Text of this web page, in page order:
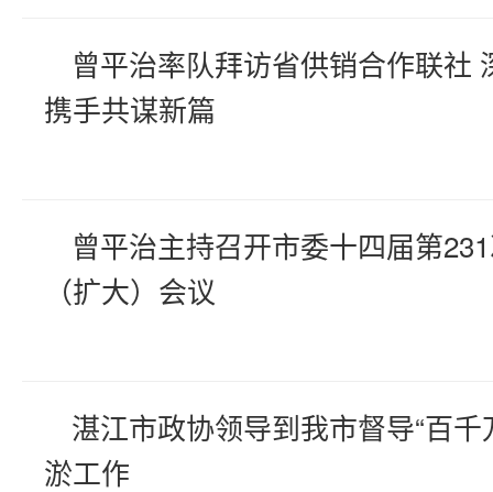
曾平治率队拜访省供销合作联社
携手共谋新篇
曾平治主持召开市委十四届第
（扩大）会议
湛江市政协领导到我市督导“百千
淤工作